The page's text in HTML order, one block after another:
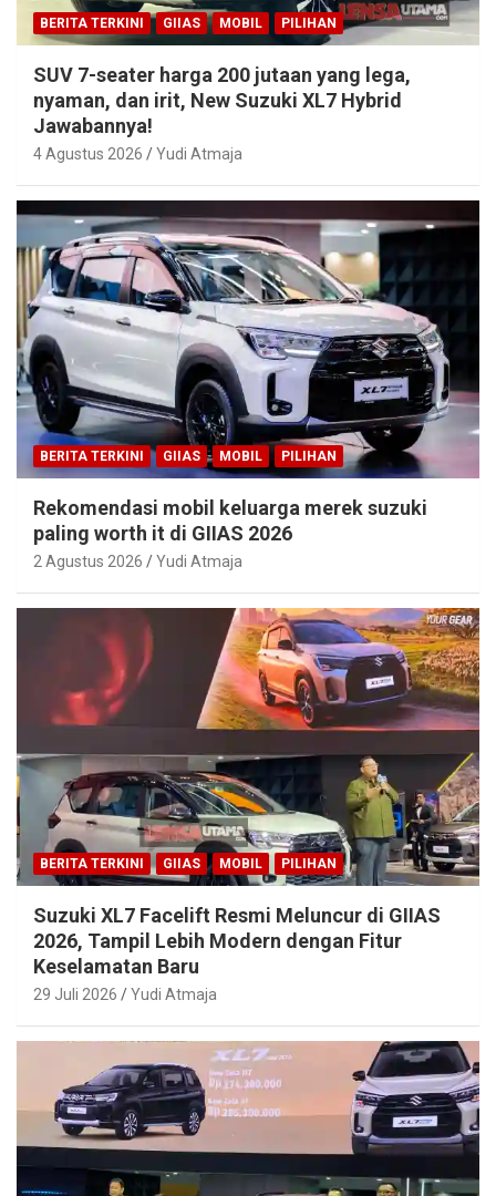
BERITA TERKINI GIIAS MOBIL PILIHAN
SUV 7-seater harga 200 jutaan yang lega,
nyaman, dan irit, New Suzuki XL7 Hybrid
Jawabannya!
4 Agustus 2026 Yudi Atmaja
BERITA TERKINI GIIAS MOBIL PILIHAN
Rekomendasi mobil keluarga merek suzuki
paling worth it di GIIAS 2026
2 Agustus 2026 Yudi Atmaja
BERITA TERKINI GIIAS MOBIL PILIHAN
Suzuki XL7 Facelift Resmi Meluncur di GIIAS
2026, Tampil Lebih Modern dengan Fitur
Keselamatan Baru
29 Juli 2026 Yudi Atmaja